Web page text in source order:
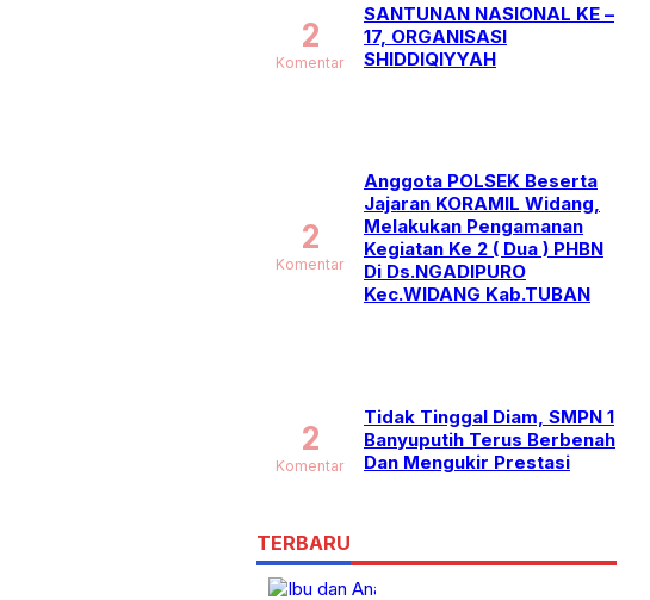
SANTUNAN NASIONAL KE –
17, ORGANISASI
SHIDDIQIYYAH
2
Komentar
Anggota POLSEK Beserta
Jajaran KORAMIL Widang,
Melakukan Pengamanan
Kegiatan Ke 2 ( Dua ) PHBN
Di Ds.NGADIPURO
Kec.WIDANG Kab.TUBAN
2
Komentar
Tidak Tinggal Diam, SMPN 1
Banyuputih Terus Berbenah
Dan Mengukir Prestasi
2
Komentar
TERBARU